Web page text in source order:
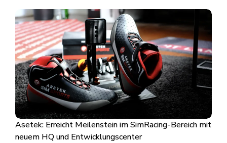
Asetek: Erreicht Meilenstein im SimRacing-Bereich mit
neuem HQ und Entwicklungscenter